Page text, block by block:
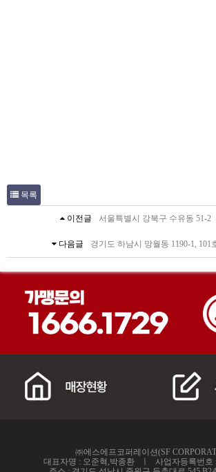
목록
이전글 서울특별시 강북구 수유동 51-2
다음글 경기도 하남시 망월동 1190-1, 101
㈜에스에프코퍼레이션(SF
대표자명 : 오준혁,박종환 ㅣ 사업자등록번호 :